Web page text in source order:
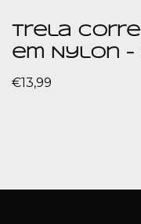
Trela
em Nylon –
€13,99